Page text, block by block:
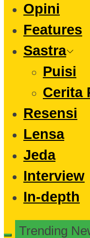
Opini
Features
Sastra
Puisi
Cerita
Resensi
Lensa
Jeda
Interview
In-depth
Trending